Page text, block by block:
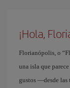
¡Hola,
Florianópolis, o
una isla que
gustos —desde las